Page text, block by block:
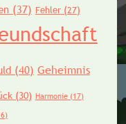
(37) Fehler(27)
(40) Geheimnis
(30) Harmonie(17)